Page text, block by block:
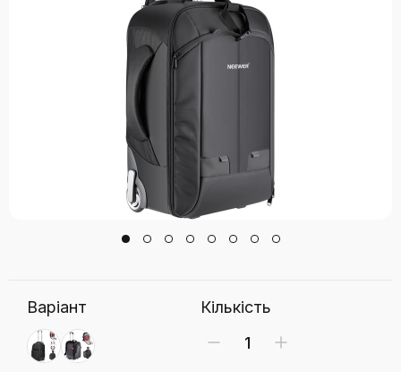
Варіант Кількість